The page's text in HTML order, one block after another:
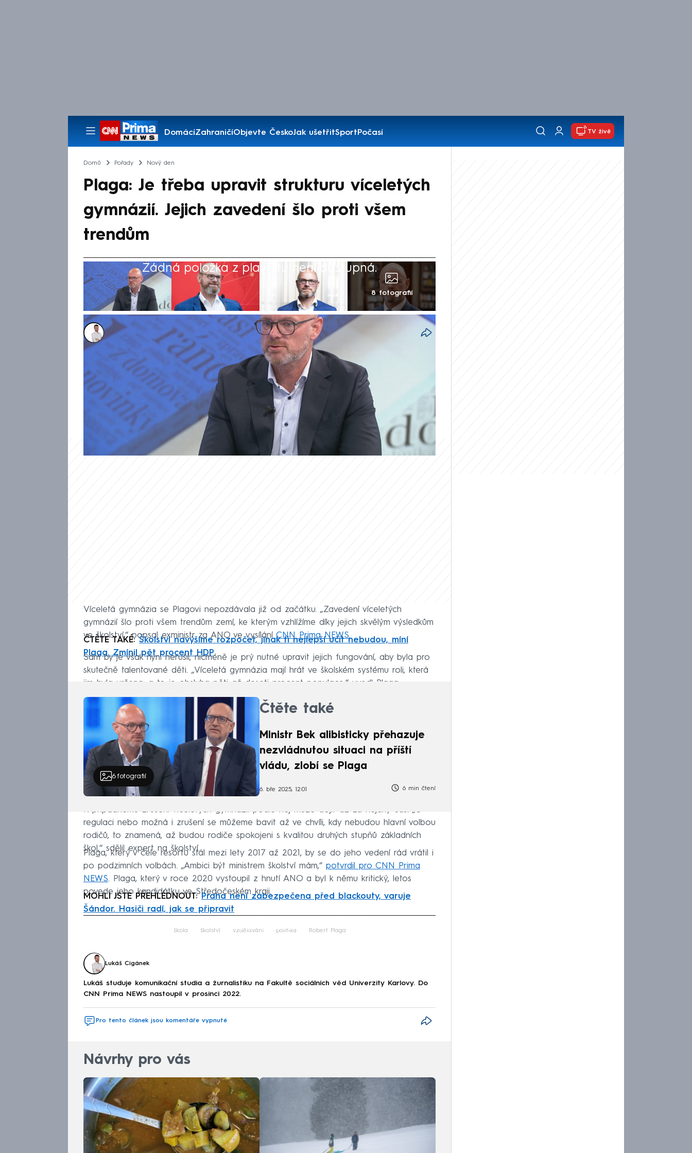
DomácíZahraničíObjevte ČeskoJak ušetřitSportPočasí
Pořady
TV živě
Domů Pořady Nový den
Plaga: Je třeba upravit strukturu víceletých
gymnázií. Jejich zavedení šlo proti všem
trendům
Žádná položka z playlistu není dostupná.
8 fotografií
Lukáš Cigánek
2. kvě 2025, 11:52
Je potřeba upravit strukturu víceletých gymnázií, aby byly opravdu jen
pro talentované děti. V pořadu Nový den na CNN Prima NEWS to řekl
exministr školství a předseda Rady Národního akreditačního úřadu pro
vysoké školství Robert Plaga s tím, že chodit by do nich mělo
maximálně pět až deset procent dětí.
Víceletá gymnázia se Plagovi nepozdávala již od začátku. „Zavedení víceletých
gymnázií šlo proti všem trendům zemí, ke kterým vzhlížíme díky jejich skvělým výsledkům
ve školství,“ popsal exministr za ANO ve vysíláníCNN Prima NEWS.
ČTĚTE TAKÉ:Školství navýšíme rozpočet, jinak ti nejlepší učit nebudou, míní
Plaga. Zmínil pět procent HDP
Sám by je však nyní nerušil, nicméně je prý nutné upravit jejich fungování, aby byla pro
skutečně talentované děti. „Víceletá gymnázia mají hrát ve školském systému roli, která
jim byla určena, a to je obsluha pěti až deseti procent populace,“ uvedl Plaga.
6fotografií
Čtěte také
Ministr Bek alibisticky přehazuje
nezvládnutou situaci na příští
vládu, zlobí se Plaga
6. bře 2025, 12:01 6 min čtení
K případnému zrušení víceletých gymnázií podle něj může dojít až za nějaký čas. „O
regulaci nebo možná i zrušení se můžeme bavit až ve chvíli, kdy nebudou hlavní volbou
rodičů, to znamená, až budou rodiče spokojeni s kvalitou druhých stupňů základních
škol,“ sdělil expert na školství.
Plaga, který v čele resortu stál mezi lety 2017 až 2021, by se do jeho vedení rád vrátil i
po podzimních volbách. „Ambici být ministrem školství mám,“ potvrdil pro CNN Prima
NEWS. Plaga, který v roce 2020 vystoupil z hnutí ANO a byl k němu kritický, letos
povede jeho kandidátku ve Středočeském kraji.
MOHLI JSTE PŘEHLÉDNOUT:Praha není zabezpečena před blackouty, varuje
Šándor. Hasiči radí, jak se připravit
Failed to fetch
škola školství vzdělávání politika Robert Plaga
Lukáš Cigánek
Lukáš studuje komunikační studia a žurnalistiku na Fakultě sociálních věd Univerzity Karlovy. Do
CNN Prima NEWS nastoupil v prosinci 2022.
Pro tento článek jsou komentáře vypnuté
Návrhy pro vás